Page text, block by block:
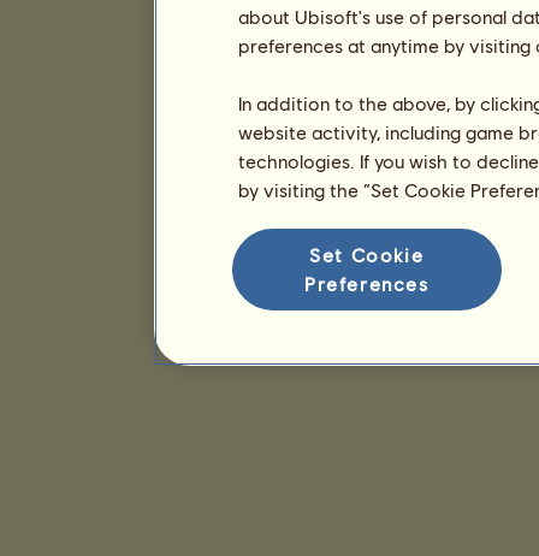
about Ubisoft's use of personal
preferences at anytime by
In addition to the above, by
website activity, including game
technologies. If you wish to
by visiting the “Set Cookie
Set Cookie
Preferences